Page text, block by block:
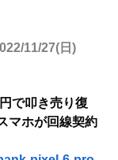
11/27(日)
で叩き売り復
マホが回線契約